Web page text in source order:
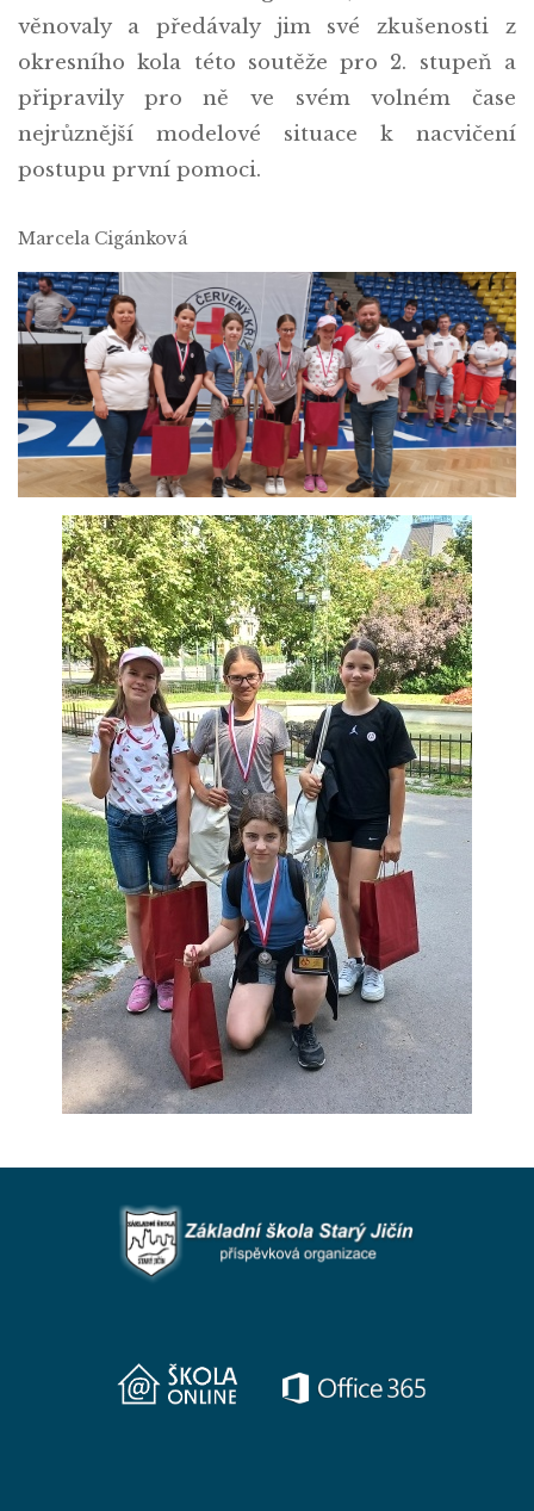
věnovaly a předávaly jim své zkušenosti z
okresního kola této soutěže pro 2. stupeň a
připravily pro ně ve svém volném čase
nejrůznější modelové situace k nacvičení
postupu první pomoci.
Marcela Cigánková